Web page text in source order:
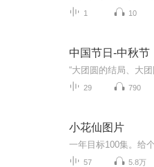
1 10
中国节日-中秋节
29 790
小花仙图片
57 5.8万